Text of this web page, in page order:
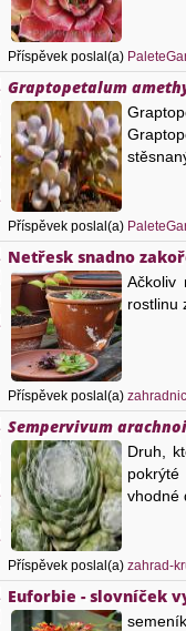
Příspěvek poslal(a)
Graptopetalum
Příspěvek poslal(a)
Netřesk snadno
Ačkoliv
rostlinu
Příspěvek poslal(a)
Sempervivum
Druh,
vhodné
Příspěvek poslal(a)zahrad-
Euforbie - slovníček